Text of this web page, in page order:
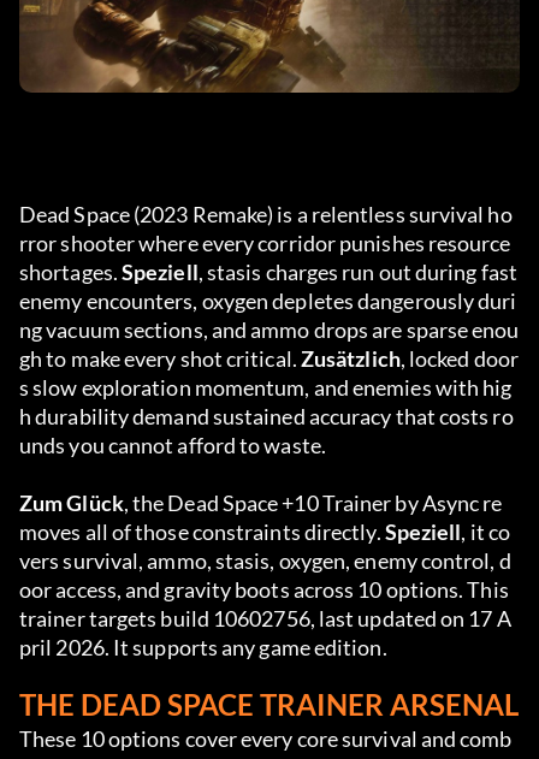
Dead Space (2023 Remake) is a relentless survival ho
rror shooter where every corridor punishes resource
shortages. Speziell, stasis charges run out during fast
enemy encounters, oxygen depletes dangerously duri
ng vacuum sections, and ammo drops are sparse enou
gh to make every shot critical. Zusätzlich, locked door
s slow exploration momentum, and enemies with hig
h durability demand sustained accuracy that costs ro
unds you cannot afford to waste.
Zum Glück, the Dead Space +10 Trainer by Async re
moves all of those constraints directly. Speziell, it co
vers survival, ammo, stasis, oxygen, enemy control, d
oor access, and gravity boots across 10 options. This
trainer targets build 10602756, last updated on 17 A
pril 2026. It supports any game edition.
THE DEAD SPACE TRAINER ARSENAL
These 10 options cover every core survival and comb